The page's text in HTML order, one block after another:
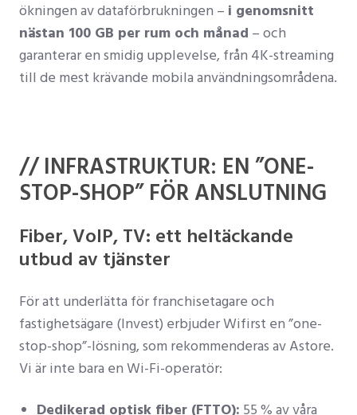
ökningen av dataförbrukningen – i genomsnitt
nästan 100 GB per rum och månad – och
garanterar en smidig upplevelse, från 4K-streaming
till de mest krävande mobila användningsområdena.
// INFRASTRUKTUR: EN ”ONE-
STOP-SHOP” FÖR ANSLUTNING
Fiber, VoIP, TV: ett heltäckande
utbud av tjänster
För att underlätta för franchisetagare och
fastighetsägare (Invest) erbjuder Wifirst en ”one-
stop-shop”-lösning, som rekommenderas av Astore.
Vi är inte bara en Wi-Fi-operatör:
Dedikerad optisk fiber (FTTO): 55 % av våra